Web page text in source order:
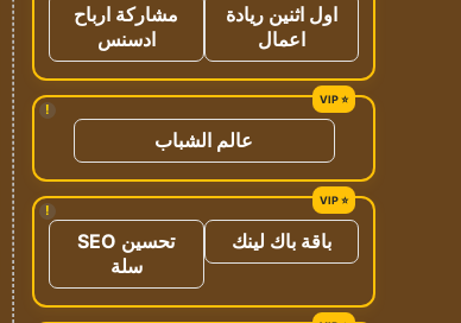
اول اثنين ريادة
اعمال
مشاركة ارباح
ادسنس
!
عالم الشباب
!
باقة باك لينك
تحسين SEO
سلة